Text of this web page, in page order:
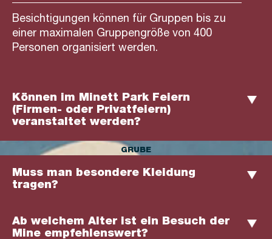
Besichtigungen können für Gruppen bis zu
einer maximalen Gruppengröße von 400
Personen organisiert werden.
Können im Minett Park Feiern
(Firmen- oder Privatfeiern)
veranstaltet werden?
Firmenfeiern sind jedoch möglich.
Kostenvoranschlag zu erhalten (Anmietung
GRUBE
Muss man besondere Kleidung
tragen?
ganze Jahr über zwischen 10-12 °C liegt. Es
Ab welchem Alter ist ein Besuch der
Mine empfehlenswert?